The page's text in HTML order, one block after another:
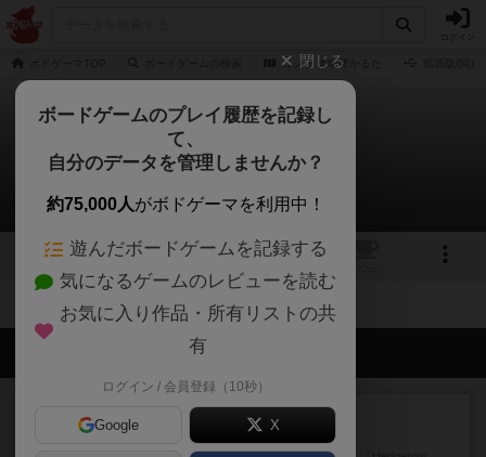
ゴジラ 大咆哮かるた
ゴジラ 大咆哮かるた
拡張/関連作品 0件
会員の新しい投稿
ヘッジロウ・ヘル
閉じる
ボードゲームのプレイ履歴を記録し
て、
自分のデータを管理しませんか？
約75,000人がボドゲーマを利用中！
遊んだボードゲームを記録する
気になるゲームのレビューを読む
お気に入り作品・所有リストの共
有
ログイン / 会員登録（10秒）
Google X